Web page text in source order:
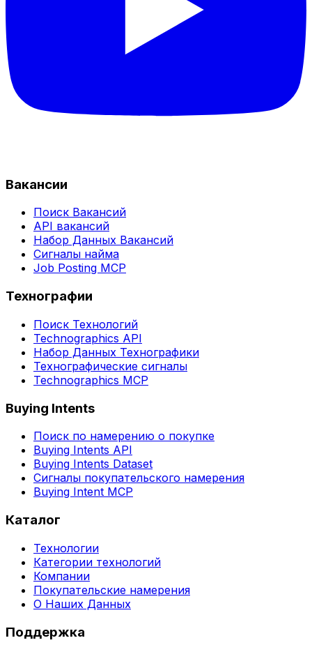
Вакансии
Поиск Вакансий
API вакансий
Набор Данных Вакансий
Сигналы найма
Job Posting MCP
Технографии
Поиск Технологий
Technographics API
Набор Данных Технографики
Технографические сигналы
Technographics MCP
Buying Intents
Поиск по намерению о покупке
Buying Intents API
Buying Intents Dataset
Сигналы покупательского намерения
Buying Intent MCP
Каталог
Технологии
Категории технологий
Компании
Покупательские намерения
О Наших Данных
Поддержка